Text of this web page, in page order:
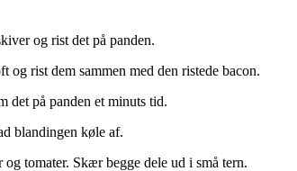
og rist det på panden.
og rist dem sammen med den ristede bacon.
det på panden et minuts tid.
blandingen køle af.
tomater. Skær begge dele ud i små tern.